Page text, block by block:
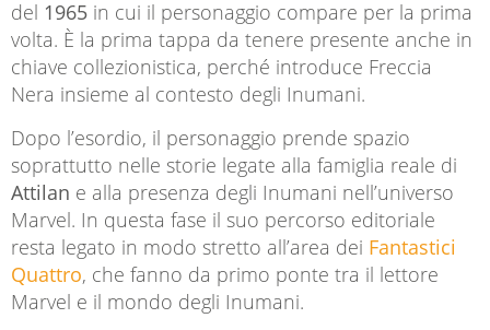
del 1965 in cui il personaggio compare per la prima
volta. È la prima tappa da tenere presente anche in
chiave collezionistica, perché introduce Freccia
Nera insieme al contesto degli Inumani.
Dopo l’esordio, il personaggio prende spazio
soprattutto nelle storie legate alla famiglia reale di
Attilan e alla presenza degli Inumani nell’universo
Marvel. In questa fase il suo percorso editoriale
resta legato in modo stretto all’area dei Fantastici
Quattro, che fanno da primo ponte tra il lettore
Marvel e il mondo degli Inumani.